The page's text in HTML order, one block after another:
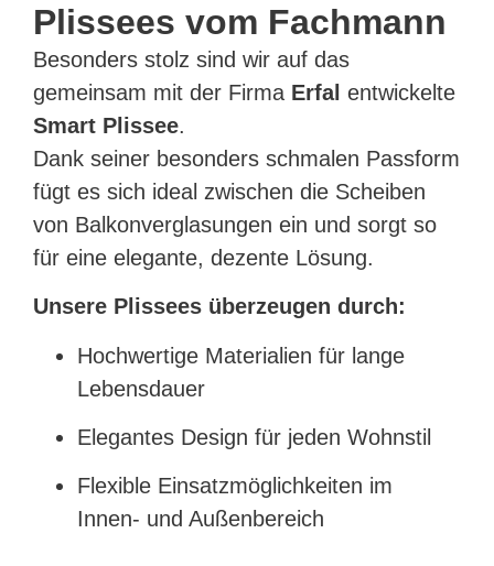
Plissees vom Fachmann
Besonders stolz sind wir auf das
gemeinsam mit der Firma Erfal entwickelte
Smart Plissee.
Dank seiner besonders schmalen Passform
fügt es sich ideal zwischen die Scheiben
von Balkonverglasungen ein und sorgt so
für eine elegante, dezente Lösung.
Unsere Plissees überzeugen durch:
Hochwertige Materialien für lange
Lebensdauer
Elegantes Design für jeden Wohnstil
Flexible Einsatzmöglichkeiten im
Innen- und Außenbereich